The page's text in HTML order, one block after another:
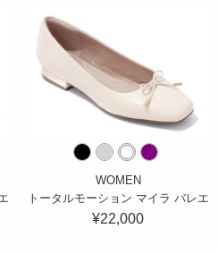
WOMEN
トータルモーション マイラ バレエ
¥22,000